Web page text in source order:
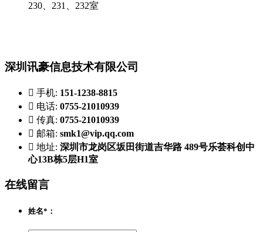
230、231、232室
深圳讯豪信息技术有限公司
 手机: 151-1238-8815
 电话: 0755-21010939
 传真: 0755-21010939
 邮箱: smk1@vip.qq.com
 地址: 深圳市龙岗区坂田街道吉华路 489号乐荟科创中
心13B栋5层H1室
在线留言
姓名*：